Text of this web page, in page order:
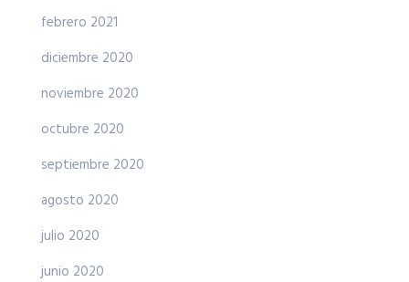
febrero 2021
diciembre 2020
noviembre 2020
octubre 2020
septiembre 2020
agosto 2020
julio 2020
junio 2020